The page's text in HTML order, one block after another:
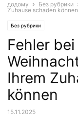
додому Без рубрики
Zuhause schaden können
Без рубрики
Fehler
Ihrem
können
15.11.2025